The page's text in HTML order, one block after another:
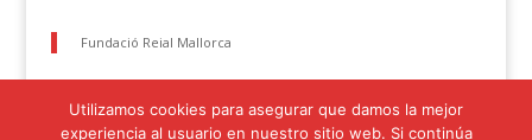
Fundació Reial Mallorca
Utilizamos cookies para asegurar que damos la mejor
experiencia al usuario en nuestro sitio web. Si continúa